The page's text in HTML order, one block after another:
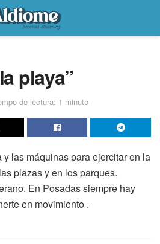
playa”
de lectura: 1 minuto
las máquinas para ejercitar en la
plazas y en los parques.
En Posadas siempre hay
en movimiento .